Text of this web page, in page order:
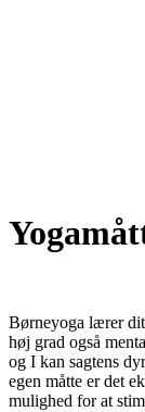
Børneyoga lærer
høj grad også
og I kan sagtens
egen måtte er det
mulighed for at